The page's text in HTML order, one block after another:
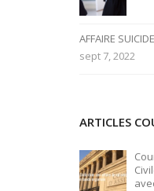
AFFAIRE
sept 7, 2022
ARTICLES